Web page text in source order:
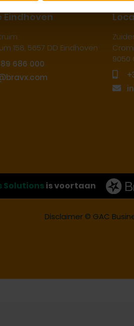
Eindhoven
158, 5657 DD Eindhoven
686 000
9050
Solutionsis voortaan
Disclaimer © GAC